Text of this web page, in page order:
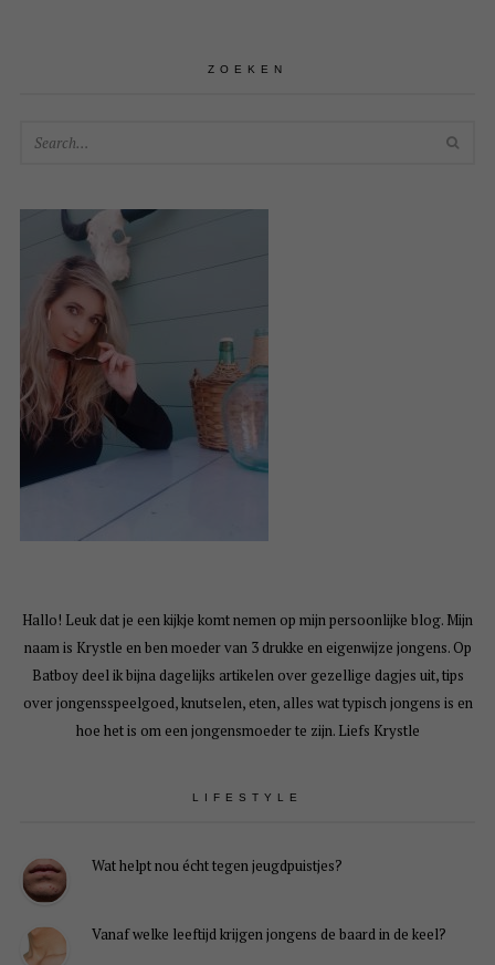
ZOEKEN
Hallo! Leuk dat je een kijkje komt nemen op mijn persoonlijke blog. Mijn
naam is Krystle en ben moeder van 3 drukke en eigenwijze jongens. Op
Batboy deel ik bijna dagelijks artikelen over gezellige dagjes uit, tips
over jongensspeelgoed, knutselen, eten, alles wat typisch jongens is en
hoe het is om een jongensmoeder te zijn. Liefs Krystle
LIFESTYLE
Wat helpt nou écht tegen jeugdpuistjes?
Vanaf welke leeftijd krijgen jongens de baard in de keel?